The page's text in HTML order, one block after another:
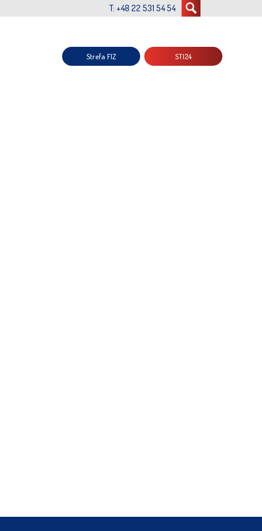
T: +48 22 531 54 54
Strefa FIZ STI24